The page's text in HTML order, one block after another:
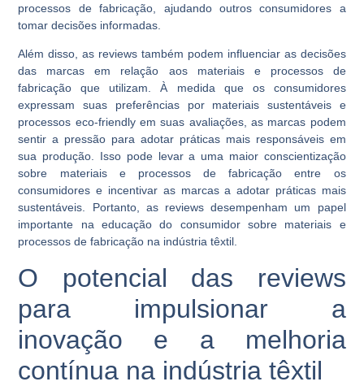
processos de fabricação, ajudando outros consumidores a
tomar decisões informadas.
Além disso, as reviews também podem influenciar as decisões
das marcas em relação aos materiais e processos de
fabricação que utilizam. À medida que os consumidores
expressam suas preferências por materiais sustentáveis e
processos eco-friendly em suas avaliações, as marcas podem
sentir a pressão para adotar práticas mais responsáveis em
sua produção. Isso pode levar a uma maior conscientização
sobre materiais e processos de fabricação entre os
consumidores e incentivar as marcas a adotar práticas mais
sustentáveis. Portanto, as reviews desempenham um papel
importante na educação do consumidor sobre materiais e
processos de fabricação na indústria têxtil.
O potencial das reviews
para impulsionar a
inovação e a melhoria
contínua na indústria têxtil